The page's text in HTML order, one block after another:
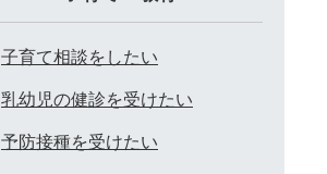
子育て相談をしたい
乳幼児の健診を受けたい
予防接種を受けたい